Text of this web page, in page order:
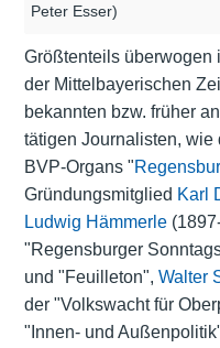
Peter Esser)
Größtenteils überwogen
der Mittelbayerischen
bekannten bzw. früher
tätigen Journalisten, wie
BVP-Organs "
Gründungsmitglied Karl
Ludwig Hämmerle
"Regensburger
und "Feuilleton", Walter
der "Volkswacht für
"Innen- und